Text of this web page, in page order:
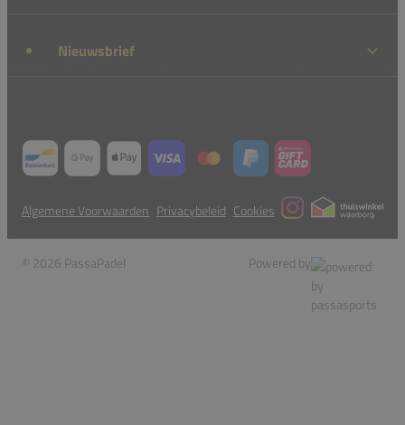
Nieuwsbrief
Algemene Voorwaarden Privacybeleid Cookies
© 2026 PassaPadel Powered by